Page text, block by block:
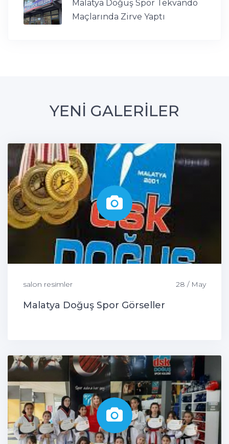
Malatya Doğuş Spor Tekvando
Maçlarında Zirve Yaptı
YENİ GALERİLER
salon resimler 28 / May
Malatya Doğuş Spor Görseller